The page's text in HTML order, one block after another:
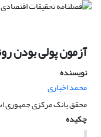
آزمون پولی بودن
نویسنده
محمد اخباری
محقق بانک مرکزی جمهوری
چکیده